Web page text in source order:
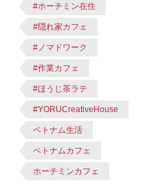
#ホーチミン在住
#隠れ家カフェ
#ノマドワーク
#作業カフェ
#ほうじ茶ラテ
#YORUCreativeHouse
ベトナム生活
ベトナムカフェ
ホーチミンカフェ